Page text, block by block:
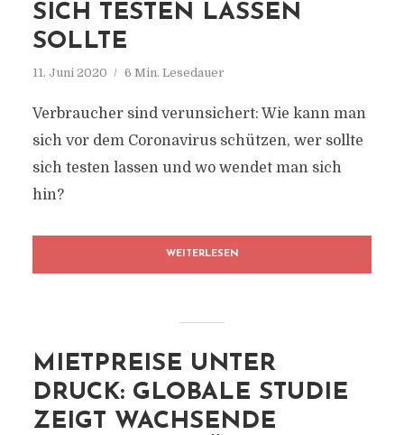
SICH TESTEN LASSEN
SOLLTE
11. Juni 2020 6 Min. Lesedauer
Verbraucher sind verunsichert: Wie kann man
sich vor dem Coronavirus schützen, wer sollte
sich testen lassen und wo wendet man sich
hin?
WEITERLESEN
MIETPREISE UNTER
DRUCK: GLOBALE STUDIE
ZEIGT WACHSENDE